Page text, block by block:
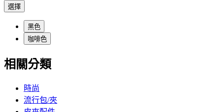
選擇
黑色
咖啡色
相關分類
時尚
流行包/夾